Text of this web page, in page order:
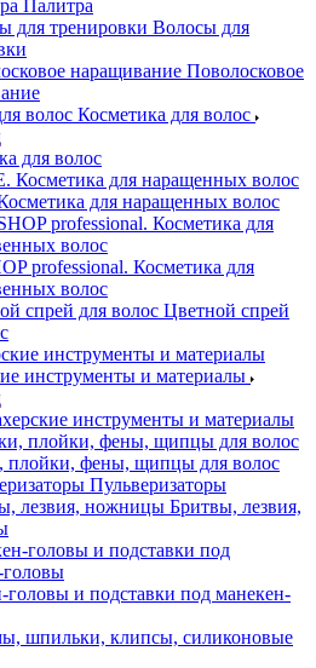
Палитра
Волосы для
Поволосковое
Косметика для волос
для волос
для наращенных волос
professional. Косметика для
волос
Цветной спрей
инструменты и материалы
инструменты и материалы
фены, щипцы для волос
Пульверизаторы
Бритвы, лезвия,
и подставки под манекен-